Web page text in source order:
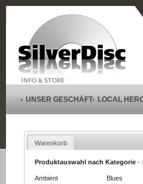
UNSER GESCHÄFT LOCAL
Warenkorb
Produktauswahl nach Kategorie -
Ambient Blues